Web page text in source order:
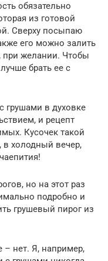
обязательно
из готовой
Сверху посыпаю
его можно залить
при желании. Чтобы
брать ее с
грушами в духовке
и рецепт
Кусочек такой
в холодный вечер,
но на этот раз
подробно и
грушевый пирог из
нет. Я, например,